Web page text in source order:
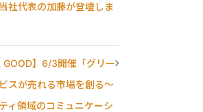
社代表の加藤が登壇しま
GOOD】6/3開催「グリー
スが売れる市場を創る〜
ィ領域のコミュニケーシ